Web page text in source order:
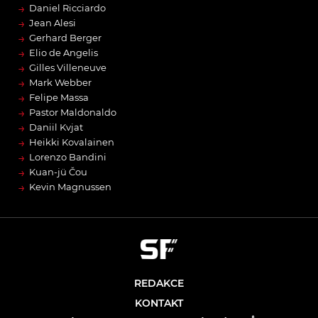
→ Daniel Ricciardo
→ Jean Alesi
→ Gerhard Berger
→ Elio de Angelis
→ Gilles Villeneuve
→ Mark Webber
→ Felipe Massa
→ Pastor Maldonaldo
→ Daniil Kvjat
→ Heikki Kovalainen
→ Lorenzo Bandini
→ Kuan-jü Čou
→ Kevin Magnussen
REDAKCE
KONTAKT